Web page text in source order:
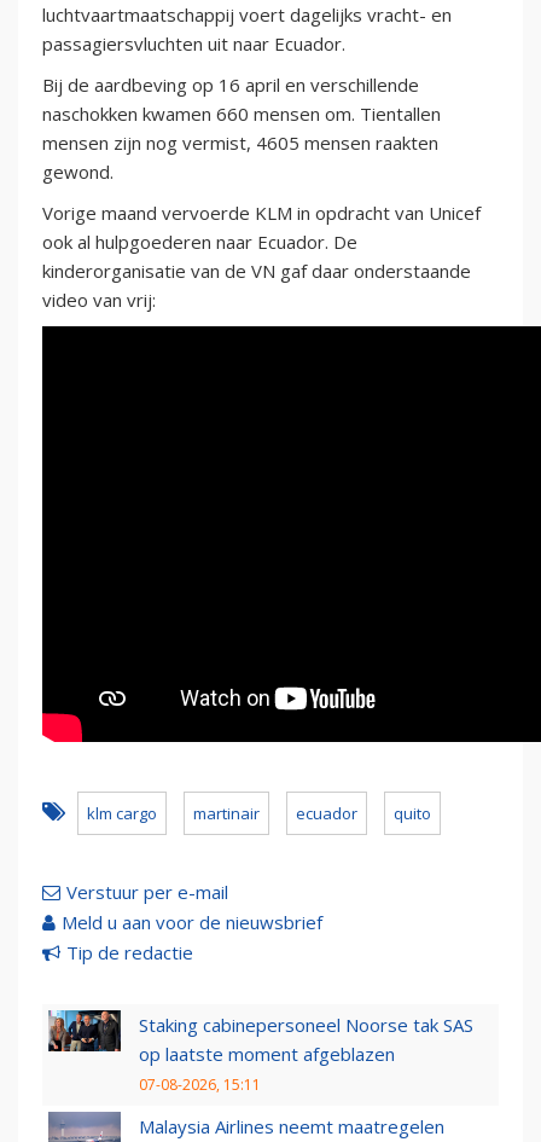
luchtvaartmaatschappij voert dagelijks vracht- en
passagiersvluchten uit naar Ecuador.
Bij de aardbeving op 16 april en verschillende
naschokken kwamen 660 mensen om. Tientallen
mensen zijn nog vermist, 4605 mensen raakten
gewond.
Vorige maand vervoerde KLM in opdracht van Unicef
ook al hulpgoederen naar Ecuador. De
kinderorganisatie van de VN gaf daar onderstaande
video van vrij:
klm cargo martinair ecuador quito
Verstuur per e-mail
Meld u aan voor de nieuwsbrief
Tip de redactie
Staking cabinepersoneel Noorse tak SAS
op laatste moment afgeblazen
07-08-2026, 15:11
Malaysia Airlines neemt maatregelen